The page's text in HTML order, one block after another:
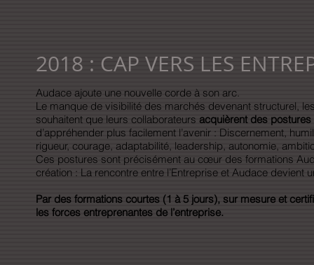
2018 : CAP VERS LES
Audace ajoute une nouvelle corde à son arc.
Le manque de visibilité des marchés devenant structurel,
souhaitent que leurs collaborateurs acquièrent des postures
d’appréhender plus facilement l’avenir : Discernement,
rigueur, courage, adaptabilité, leadership, autonomie,
Ces postures sont précisément au cœur des formations
création : La rencontre entre l’Entreprise et Audace devient
Par des formations courtes (1 à 5 jours), sur mesure et
les forces entreprenantes de l’entreprise.